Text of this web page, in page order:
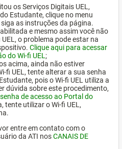
os Serviços Digitais UEL,
Estudante, clique no menu
siga as instruções da página.
e mesmo assim você não
o problema pode estar na
Clique aqui para acessar
do Wi-fi UEL ;
acima, ainda não estiver
fi UEL, tente alterar a sua senha
pois o Wi-fi UEL utiliza a
dúvida sobre este procedimento,
de acesso ao Portal do
tente utilizar o Wi-fi UEL,
entre em contato com o
da ATI nosCANAIS DE